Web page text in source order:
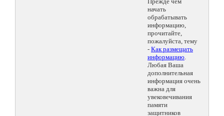
начать
обрабатывать
информацию,
прочитайте,
пожалуйста, тему
- Как размещать
информацию.
Любая Ваша
дополнительная
информация очень
важна для
увековечивания
памяти
защитников